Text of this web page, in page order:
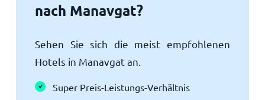
nach Manavgat?
Sehen Sie sich die meist empfohlenen
Hotels in Manavgat an.
Super Preis-Leistungs-Verhältnis